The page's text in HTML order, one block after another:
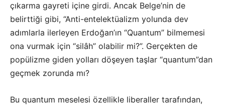
çıkarma gayreti içine girdi. Ancak Belge’nin de
belirttiği gibi, “Anti-entelektüalizm yolunda dev
adımlarla ilerleyen Erdoğan’ın “Quantum” bilmemesi
ona vurmak için “silâh” olabilir mi?”. Gerçekten de
popülizme giden yolları döşeyen taşlar “quantum”dan
geçmek zorunda mı?
Bu quantum meselesi özellikle liberaller tarafından,